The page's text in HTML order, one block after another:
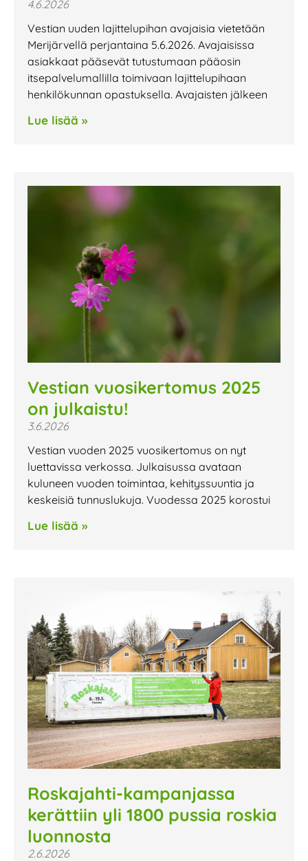
4.6.2026
Vestian uuden lajittelupihan avajaisia vietetään
Merijärvellä perjantaina 5.6.2026. Avajaisissa
asiakkaat pääsevät tutustumaan pääosin
itsepalvelumallilla toimivaan lajittelupihaan
henkilökunnan opastuksella. Avajaisten jälkeen
Lue lisää »
Vestian vuosikertomus 2025
on julkaistu!
3.6.2026
Vestian vuoden 2025 vuosikertomus on nyt
luettavissa verkossa. Julkaisussa avataan
kuluneen vuoden toimintaa, kehityssuuntia ja
keskeisiä tunnuslukuja. Vuodessa 2025 korostui
Lue lisää »
Roskajahti-kampanjassa
kerättiin yli 1800 pussia roskia
luonnosta
2.6.2026